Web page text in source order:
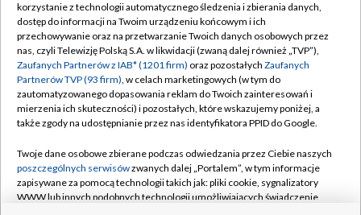
TVP
Abonament TVP
Emisja w TVP
Centrum informacji TVP
Naziemna Telewizja Cyfrowa
Rada Programowa
System NOS
Regulamin TVP
Polityka prywatności
Moje zgody
Pomoc
Kontakt
korzystanie z technologii automatycznego śledzenia i zbierania danych,
dostęp do informacji na Twoim urządzeniu końcowym i ich
przechowywanie oraz na przetwarzanie Twoich danych osobowych przez
nas, czyli Telewizję Polską S.A. w likwidacji (zwaną dalej również „TVP”),
Zaufanych Partnerów z IAB* (1201 firm) oraz pozostałych Zaufanych
Partnerów TVP (93 firm), w celach marketingowych (w tym do
zautomatyzowanego dopasowania reklam do Twoich zainteresowań i
mierzenia ich skuteczności) i pozostałych, które wskazujemy poniżej, a
także zgody na udostępnianie przez nas identyfikatora PPID do Google.
Twoje dane osobowe zbierane podczas odwiedzania przez Ciebie naszych
poszczególnych serwisówzwanych dalej „Portalem”, w tym informacje
zapisywane za pomocą technologii takich jak: pliki cookie, sygnalizatory
WWW lub innych podobnych technologii umożliwiających świadczenie